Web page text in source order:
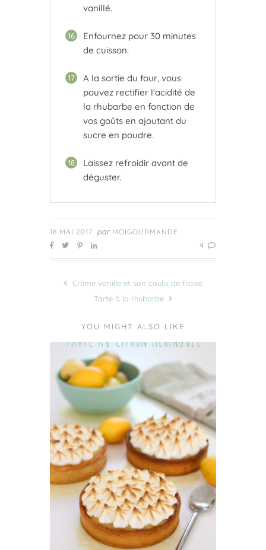
vanillé.
16
Enfournez pour 30 minutes
de cuisson.
17
A la sortie du four, vous
pouvez rectifier l'acidité de
la rhubarbe en fonction de
vos goûts en ajoutant du
sucre en poudre.
18
Laissez refroidir avant de
déguster.
18 MAI 2017 par MOIGOURMANDE
4
Crème vanille et son coulis de fraise
Tarte à la rhubarbe
YOU MIGHT ALSO LIKE